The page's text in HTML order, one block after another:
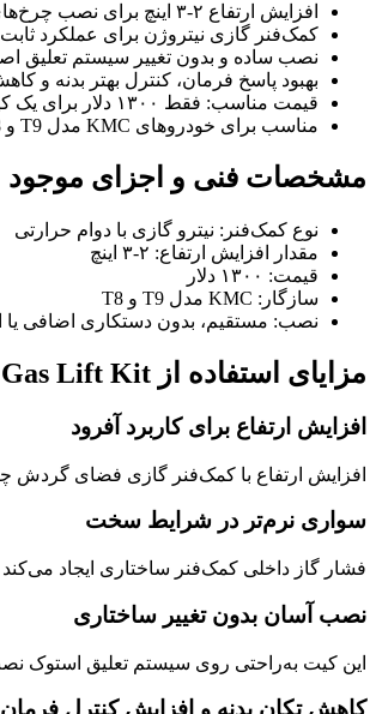
افزایش ارتفاع ۲‑۳ اینچ برای نصب چرخ‌های بزرگ‌تر و کنترل بهتر در آفرود.
کمک‌فنر گازی نیتروژن برای عملکرد
نصب ساده و بدون تغییر سیستم تعلیق
بهبود پاسخ فرمان، کنترل بهتر بدنه و
قیمت مناسب: فقط ۱۳۰۰ دلار برای یک کیت کامل.
مناسب برای خودروهای KMC مدل T9 و T8.
مشخصات فنی و اجزای موجود
نوع کمک‌فنر: نیترو گازی با دوام حرارتی
مقدار افزایش ارتفاع: ۲‑۳ اینچ
قیمت: ۱۳۰۰ دلار
سازگار: KMC مدل T9 و T8
نصب: مستقیم، بدون دستکاری اضافی یا
مزایای استفاده از Nitro Gas Lift Kit
افزایش ارتفاع برای کاربرد آفرود
افزایش ارتفاع با کمک‌فنر گازی فضای گردش
سواری نرم‌تر در شرایط سخت
فشار گاز داخلی کمک‌فنر ساختاری ایجاد
نصب آسان بدون تغییر ساختاری
این کیت به‌راحتی روی سیستم تعلیق استوک